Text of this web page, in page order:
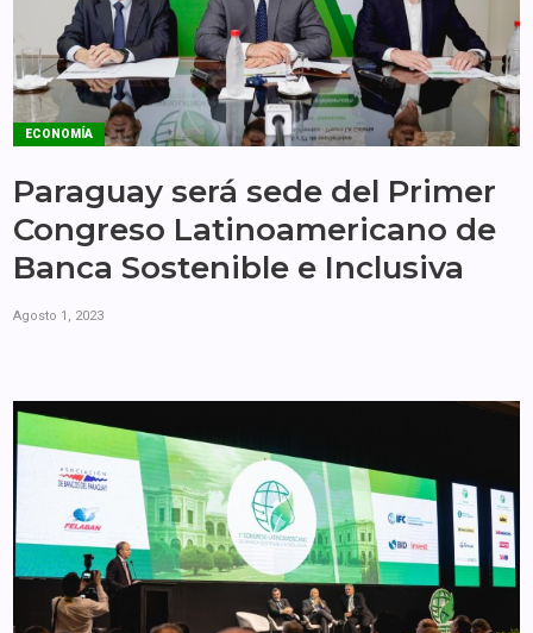
ECONOMÍA
Paraguay será sede del Primer
Congreso Latinoamericano de
Banca Sostenible e Inclusiva
Agosto 1, 2023